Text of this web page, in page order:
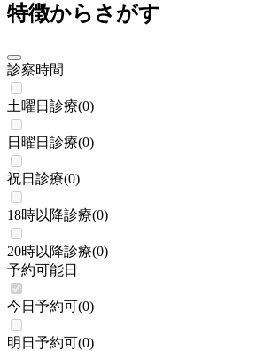
特徴からさがす
診察時間
土曜日診療(0)
日曜日診療(0)
祝日診療(0)
18時以降診療(0)
20時以降診療(0)
予約可能日
今日予約可(0)
明日予約可(0)